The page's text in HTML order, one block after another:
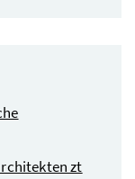
zt